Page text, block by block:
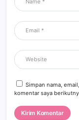
Simpan nama,
komentar saya